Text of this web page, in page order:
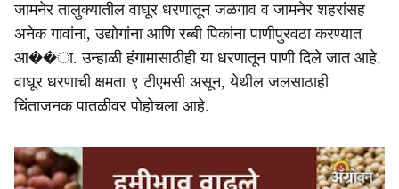
जामनेर तालुक्यातील वाघूर धरणातून जळगाव व जामनेर शहरांसह
अनेक गावांना, उद्योगांना आणि रब्बी पिकांना पाणीपुरवठा करण्यात
आ��ा. उन्हाळी हंगामासाठीही या धरणातून पाणी दिले जात आहे.
वाघूर धरणाची क्षमता ९ टीएमसी असून, येथील जलसाठाही
चिंताजनक पातळीवर पोहोचला आहे.